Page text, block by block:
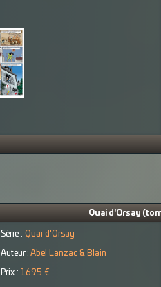
Quai d'Orsay
Série : Quai d'Orsay
Auteur : Abel Lanzac & Blain
Prix : 16.95 €